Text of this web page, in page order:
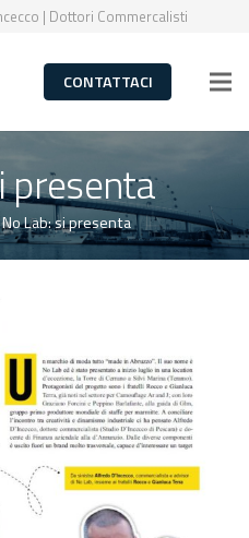
| Dottori Commercalisti
CONTATTACI
presenta
No Lab: si presenta